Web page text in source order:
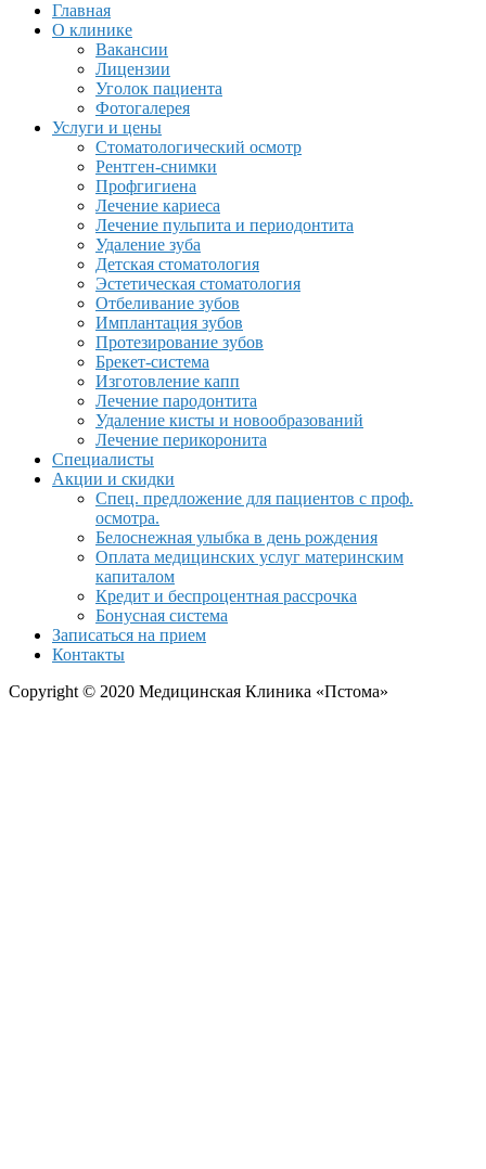
Главная
О клинике
Вакансии
Лицензии
Уголок пациента
Фотогалерея
Услуги и цены
Стоматологический осмотр
Рентген-снимки
Профгигиена
Лечение кариеса
Лечение пульпита и периодонтита
Удаление зуба
Детская стоматология
Эстетическая стоматология
Отбеливание зубов
Имплантация зубов
Протезирование зубов
Брекет-система
Изготовление капп
Лечение пародонтита
Удаление кисты и новообразований
Лечение перикоронита
Специалисты
Акции и скидки
Спец. предложение для пациентов с проф.
осмотра.
Белоснежная улыбка в день рождения
Оплата медицинских услуг материнским
капиталом
Кредит и беспроцентная рассрочка
Бонусная система
Записаться на прием
Контакты
Copyright © 2020 Медицинская Клиника «Пстома»